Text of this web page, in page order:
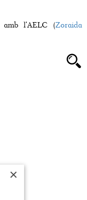
amb l'AELC (Zoraida
×